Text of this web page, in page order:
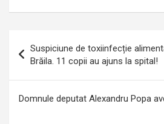
în
articole
Suspiciune de toxiinfecție
Brăila. 11 copii au ajuns la spital!
Domnule deputat Alexandru Popa